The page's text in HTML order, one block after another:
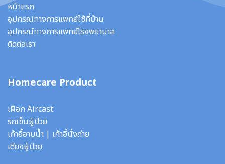
หน้าแรก
อุปกรณ์ทางการแพทย์ใช้ที่บ้าน
อุปกรณ์ทางการแพทย์โรงพยาบาล
ติดต่อเรา
Homecare Product
เฝือก Aircast
รถเข็นผู้ป่วย
เก้าอี้อาบน้ำ | เก้าอี้นั่งถ่าย
เตียงผู้ป่วย